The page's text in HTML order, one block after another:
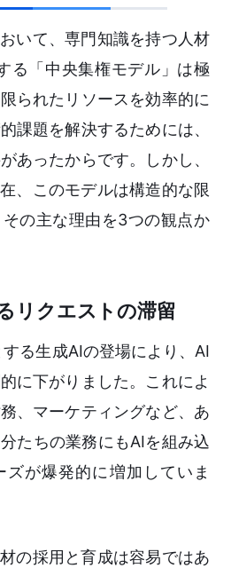
いて、専門知識を持つ人材
る「中央集権モデル」は極
られたリソースを効率的に
課題を解決するためには、
あったからです。しかし、
、このモデルは構造的な限
の主な理由を3つの観点か
リクエストの滞留
る生成AIの登場により、AI
に下がりました。これによ
、マーケティングなど、あ
たちの業務にもAIを組み込
が爆発的に増加していま
の採用と育成は容易ではあ